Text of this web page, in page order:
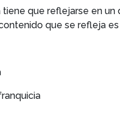
que reflejarse en
que se refleja